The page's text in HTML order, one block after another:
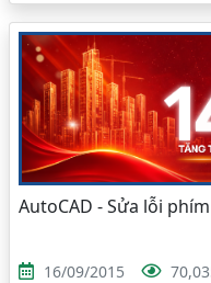
AutoCAD - Sửa lỗi
16/09/2015